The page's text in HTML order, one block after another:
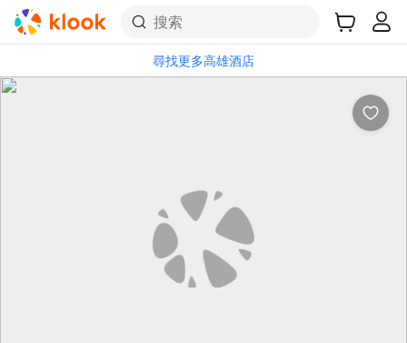
搜索
尋找更多高雄酒店